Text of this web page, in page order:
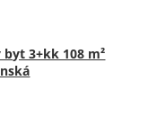
3+kk 108 m²